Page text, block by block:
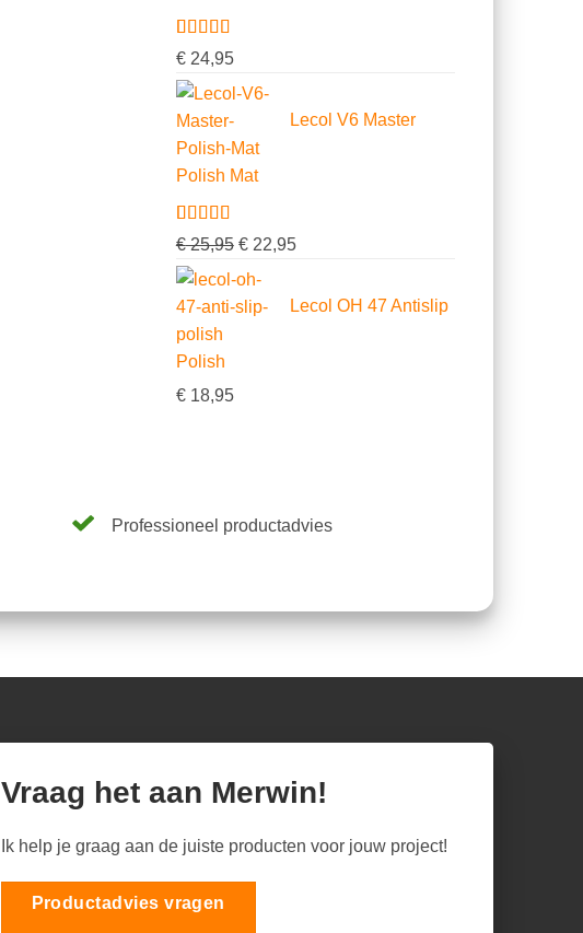
Gewaardeerd
5.00op 5
gebaseerd
2
klantbeoordelingen
€24,95
Lecol V6 Master
Polish Mat
Gewaardeerd
4.80op 5
gebaseerd
5
klantbeoordelingen
€25,95 Oorspronkelijke
prijs
was:
€22,95Huidige
is:
Lecol OH 47 Antislip
Polish
€18,95
Professioneel productadvies
Vraag het aan Merwin!
Ik help je graag aan de juiste producten voor jouw project!
Productadvies vragen